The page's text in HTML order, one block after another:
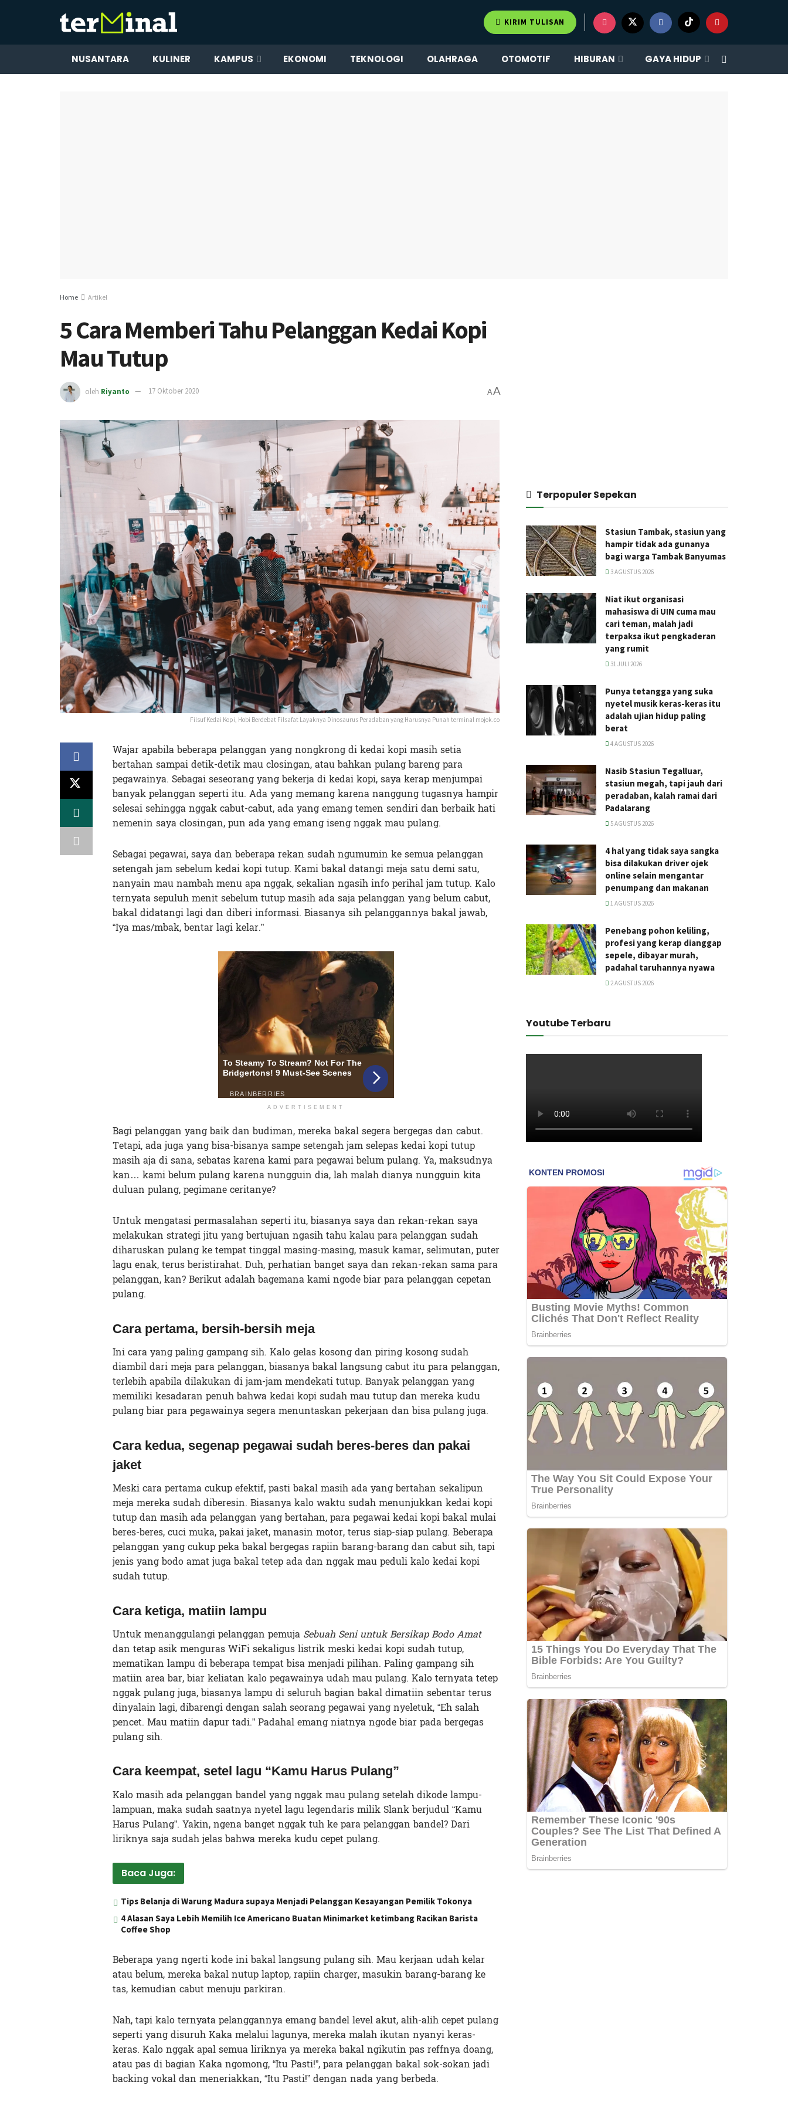
KIRIM TULISAN
NUSANTARA KULINER KAMPUS EKONOMI TEKNOLOGI OLAHRAGA OTOMOTIF HIBURAN GAYA HIDUP
Home Artikel
5 Cara Memberi Tahu Pelanggan Kedai Kopi
Mau Tutup
oleh Riyanto 17 Oktober 2020 AA
Filsuf Kedai Kopi, Hobi Berdebat Filsafat Layaknya Dinosaurus Peradaban yang Harusnya Punah terminal mojok.co
Wajar apabila beberapa pelanggan yang nongkrong di kedai kopi masih setia
bertahan sampai detik-detik mau closingan, atau bahkan pulang bareng para
pegawainya. Sebagai seseorang yang bekerja di kedai kopi, saya kerap menjumpai
banyak pelanggan seperti itu. Ada yang memang karena nanggung tugasnya hampir
selesai sehingga nggak cabut-cabut, ada yang emang temen sendiri dan berbaik hati
nemenin saya closingan, pun ada yang emang iseng nggak mau pulang.
Sebagai pegawai, saya dan beberapa rekan sudah ngumumin ke semua pelanggan
setengah jam sebelum kedai kopi tutup. Kami bakal datangi meja satu demi satu,
nanyain mau nambah menu apa nggak, sekalian ngasih info perihal jam tutup. Kalo
ternyata sepuluh menit sebelum tutup masih ada saja pelanggan yang belum cabut,
bakal didatangi lagi dan diberi informasi. Biasanya sih pelanggannya bakal jawab,
“Iya mas/mbak, bentar lagi kelar.”
ADVERTISEMENT
Bagi pelanggan yang baik dan budiman, mereka bakal segera bergegas dan cabut.
Tetapi, ada juga yang bisa-bisanya sampe setengah jam selepas kedai kopi tutup
masih aja di sana, sebatas karena kami para pegawai belum pulang. Ya, maksudnya
kan… kami belum pulang karena nungguin dia, lah malah dianya nungguin kita
duluan pulang, pegimane ceritanye?
Untuk mengatasi permasalahan seperti itu, biasanya saya dan rekan-rekan saya
melakukan strategi jitu yang bertujuan ngasih tahu kalau para pelanggan sudah
diharuskan pulang ke tempat tinggal masing-masing, masuk kamar, selimutan, puter
lagu enak, terus beristirahat. Duh, perhatian banget saya dan rekan-rekan sama para
pelanggan, kan? Berikut adalah bagemana kami ngode biar para pelanggan cepetan
pulang.
Cara pertama, bersih-bersih meja
Ini cara yang paling gampang sih. Kalo gelas kosong dan piring kosong sudah
diambil dari meja para pelanggan, biasanya bakal langsung cabut itu para pelanggan,
terlebih apabila dilakukan di jam-jam mendekati tutup. Banyak pelanggan yang
memiliki kesadaran penuh bahwa kedai kopi sudah mau tutup dan mereka kudu
pulang biar para pegawainya segera menuntaskan pekerjaan dan bisa pulang juga.
Cara kedua, segenap pegawai sudah beres-beres dan pakai
jaket
Meski cara pertama cukup efektif, pasti bakal masih ada yang bertahan sekalipun
meja mereka sudah diberesin. Biasanya kalo waktu sudah menunjukkan kedai kopi
tutup dan masih ada pelanggan yang bertahan, para pegawai kedai kopi bakal mulai
beres-beres, cuci muka, pakai jaket, manasin motor, terus siap-siap pulang. Beberapa
pelanggan yang cukup peka bakal bergegas rapiin barang-barang dan cabut sih, tapi
jenis yang bodo amat juga bakal tetep ada dan nggak mau peduli kalo kedai kopi
sudah tutup.
Cara ketiga, matiin lampu
Untuk menanggulangi pelanggan pemuja Sebuah Seni untuk Bersikap Bodo Amat
dan tetap asik menguras WiFi sekaligus listrik meski kedai kopi sudah tutup,
mematikan lampu di beberapa tempat bisa menjadi pilihan. Paling gampang sih
matiin area bar, biar keliatan kalo pegawainya udah mau pulang. Kalo ternyata tetep
nggak pulang juga, biasanya lampu di seluruh bagian bakal dimatiin sebentar terus
dinyalain lagi, dibarengi dengan salah seorang pegawai yang nyeletuk, “Eh salah
pencet. Mau matiin dapur tadi.” Padahal emang niatnya ngode biar pada bergegas
pulang sih.
Cara keempat, setel lagu “Kamu Harus Pulang”
Kalo masih ada pelanggan bandel yang nggak mau pulang setelah dikode lampu-
lampuan, maka sudah saatnya nyetel lagu legendaris milik Slank berjudul “Kamu
Harus Pulang”. Yakin, ngena banget nggak tuh ke para pelanggan bandel? Dari
liriknya saja sudah jelas bahwa mereka kudu cepet pulang.
Baca Juga:
Tips Belanja di Warung Madura supaya Menjadi Pelanggan Kesayangan Pemilik Tokonya
4 Alasan Saya Lebih Memilih Ice Americano Buatan Minimarket ketimbang Racikan Barista
Coffee Shop
Beberapa yang ngerti kode ini bakal langsung pulang sih. Mau kerjaan udah kelar
atau belum, mereka bakal nutup laptop, rapiin charger, masukin barang-barang ke
tas, kemudian cabut menuju parkiran.
Nah, tapi kalo ternyata pelanggannya emang bandel level akut, alih-alih cepet pulang
seperti yang disuruh Kaka melalui lagunya, mereka malah ikutan nyanyi keras-
keras. Kalo nggak apal semua liriknya ya mereka bakal ngikutin pas reffnya doang,
atau pas di bagian Kaka ngomong, “Itu Pasti!”, para pelanggan bakal sok-sokan jadi
backing vokal dan meneriakkan, “Itu Pasti!” dengan nada yang berbeda.
Terpopuler Sepekan
Stasiun Tambak, stasiun yang
hampir tidak ada gunanya
bagi warga Tambak Banyumas
3 AGUSTUS 2026
Niat ikut organisasi
mahasiswa di UIN cuma mau
cari teman, malah jadi
terpaksa ikut pengkaderan
yang rumit
31 JULI 2026
Punya tetangga yang suka
nyetel musik keras-keras itu
adalah ujian hidup paling
berat
4 AGUSTUS 2026
Nasib Stasiun Tegalluar,
stasiun megah, tapi jauh dari
peradaban, kalah ramai dari
Padalarang
5 AGUSTUS 2026
4 hal yang tidak saya sangka
bisa dilakukan driver ojek
online selain mengantar
penumpang dan makanan
1 AGUSTUS 2026
Penebang pohon keliling,
profesi yang kerap dianggap
sepele, dibayar murah,
padahal taruhannya nyawa
2 AGUSTUS 2026
Youtube Terbaru